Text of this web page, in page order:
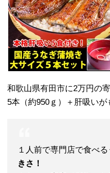
和歌山県有田市に2万円の
5本（約950ｇ）＋肝吸いが
１人前で専門店で食べ
きさ！